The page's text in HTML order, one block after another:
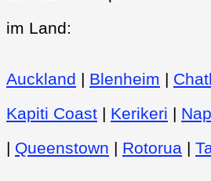
im Land:
Auckland | Blenheim |
Kapiti Coast | Kerikeri |
| Queenstown | Rotorua |